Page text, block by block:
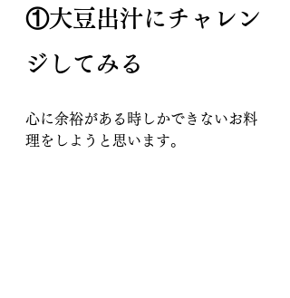
①大豆出汁にチャレン
ジしてみる
心に余裕がある時しかできないお料
理をしようと思います。